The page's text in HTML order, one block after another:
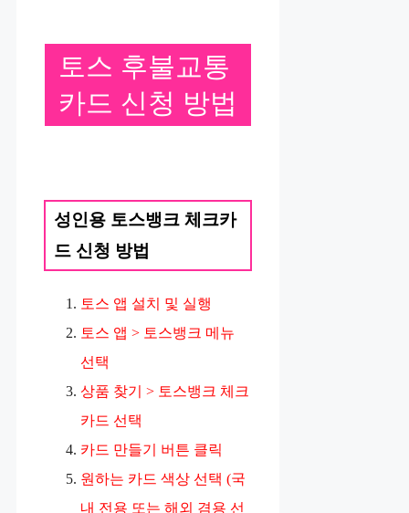
토스 후불교통
카드 신청 방법
성인용 토스뱅크 체크카
드 신청 방법
토스 앱 설치 및 실행
토스 앱 > 토스뱅크 메뉴
선택
상품 찾기 > 토스뱅크 체크
카드 선택
카드 만들기 버튼 클릭
원하는 카드 색상 선택 (국
내 전용 또는 해외 겸용 선